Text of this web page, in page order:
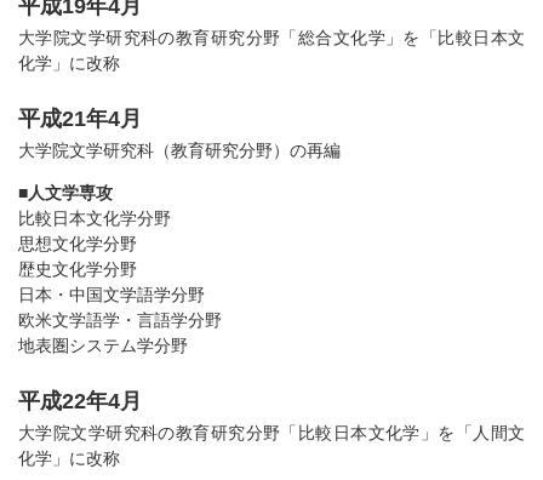
平成19年4月
大学院文学研究科の教育研究分野「総合文化学」を「比較日本文
化学」に改称
平成21年4月
大学院文学研究科（教育研究分野）の再編
■人文学専攻
比較日本文化学分野
思想文化学分野
歴史文化学分野
日本・中国文学語学分野
欧米文学語学・言語学分野
地表圏システム学分野
平成22年4月
大学院文学研究科の教育研究分野「比較日本文化学」を「人間文
化学」に改称